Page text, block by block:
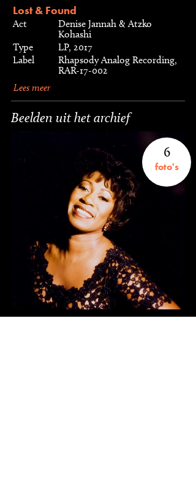
Lost & Found
Act
Denise Jannah & Atzko
Kohashi
Type
LP, 2017
Label
Rhapsody Analog Recording,
RAR-17-002
Lees meer
Beelden uit het archief
6
foto's